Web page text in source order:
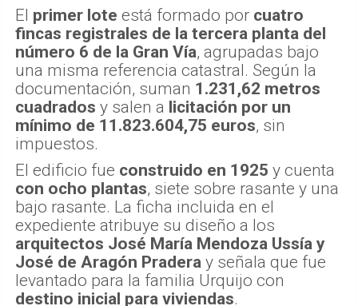
El primer lote está formado por cuatro
fincas registrales de la tercera planta del
número 6 de la Gran Vía, agrupadas bajo
una misma referencia catastral. Según la
documentación, suman 1.231,62 metros
cuadrados y salen a licitación por un
mínimo de 11.823.604,75 euros, sin
impuestos.
El edificio fue construido en 1925 y cuenta
con ocho plantas, siete sobre rasante y una
bajo rasante. La ficha incluida en el
expediente atribuye su diseño a los
arquitectos José María Mendoza Ussía y
José de Aragón Pradera y señala que fue
levantado para la familia Urquijo con
destino inicial para viviendas.